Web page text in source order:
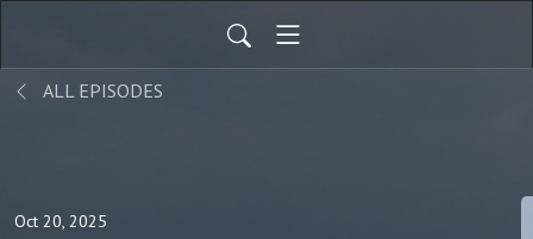
ALL EPISODES
Oct 20, 2025